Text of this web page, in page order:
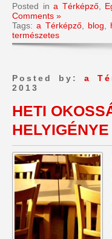
Posted ina Térképző,
Comments »
Tags:a Térképző, blog
természetes
Posted by:a
2013
HETI
HELYIGÉNYE